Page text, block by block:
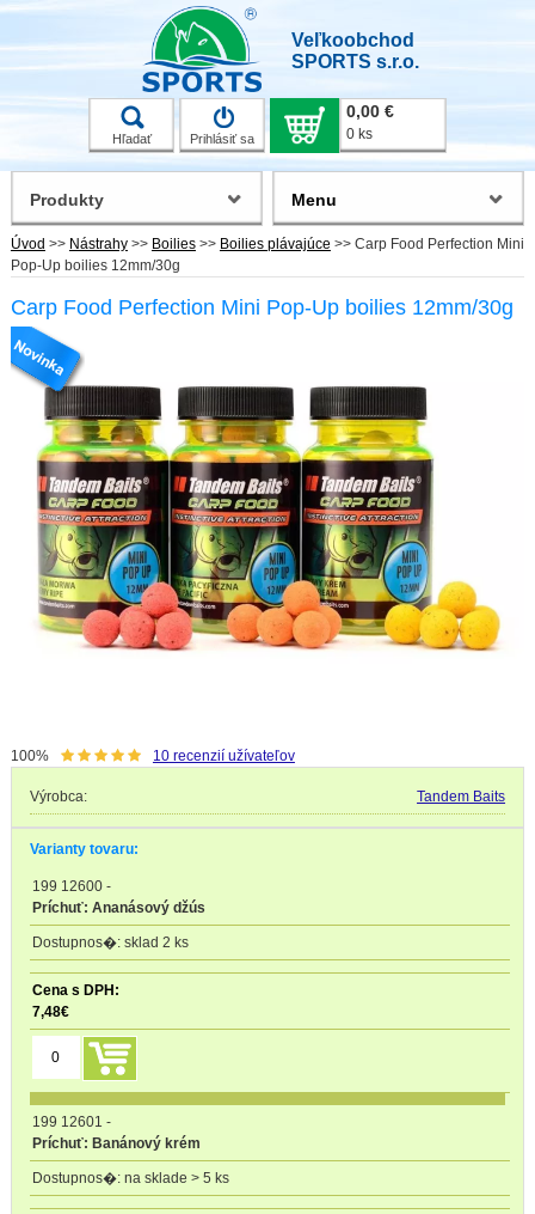
Veľkoobchod
SPORTS s.r.o.
Hľadať Prihlásiť sa
0,00 €
0 ks
Úvod >> Nástrahy >> Boilies >> Boilies plávajúce >> Carp Food Perfection Mini
Pop-Up boilies 12mm/30g
Carp Food Perfection Mini Pop-Up boilies 12mm/30g
100% 10recenzií užívateľov
Výrobca: Tandem Baits
Varianty tovaru:
199 12600-
Príchuť: Ananásový džús
sklad 2 ks
7,48€
199 12601 -
Príchuť: Banánový krém
na sklade > 5 ks
Produkty Menu